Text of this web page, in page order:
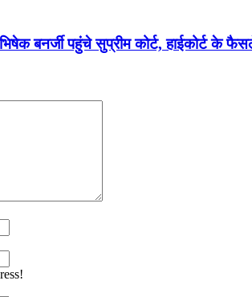
बनर्जी पहुंचे सुप्रीम कोर्ट, हाईकोर्ट के